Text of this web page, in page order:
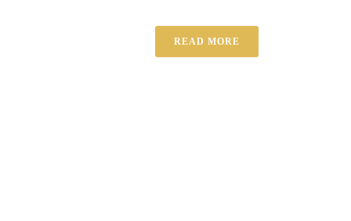
READ MORE